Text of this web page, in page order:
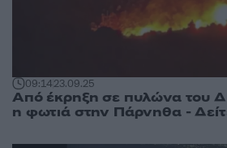
09:1423.09.25
Από έκρηξη σε πυλώνα του
η φωτιά στην Πάρνηθα -